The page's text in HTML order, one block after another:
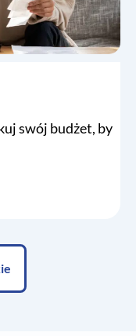
swój budżet, by